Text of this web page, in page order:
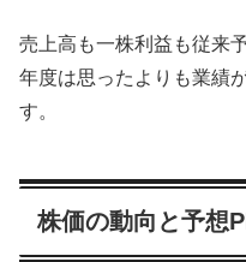
売上高も一株利益も従来
年度は思ったよりも業績
す。
株価の動向と予想